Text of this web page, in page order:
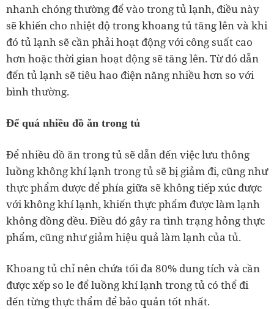
nhanh chóng thường để vào trong tủ lạnh, điều này
sẽ khiến cho nhiệt độ trong khoang tủ tăng lên và khi
đó tủ lạnh sẽ cần phải hoạt động với công suất cao
hơn hoặc thời gian hoạt động sẽ tăng lên. Từ đó dẫn
đến tủ lạnh sẽ tiêu hao điện năng nhiều hơn so với
bình thường.
Để quá nhiều đồ ăn trong tủ
Để nhiều đồ ăn trong tủ sẽ dẫn đến việc lưu thông
luồng không khí lạnh trong tủ sẽ bị giảm đi, cũng như
thực phẩm được để phía giữa sẽ không tiếp xúc được
với không khí lạnh, khiến thực phẩm được làm lạnh
không đồng đều. Điều đó gây ra tình trạng hỏng thực
phẩm, cũng như giảm hiệu quả làm lạnh của tủ.
Khoang tủ chỉ nên chứa tối đa 80% dung tích và cần
được xếp so le để luồng khí lạnh trong tủ có thể đi
đến từng thực thẩm để bảo quản tốt nhất.